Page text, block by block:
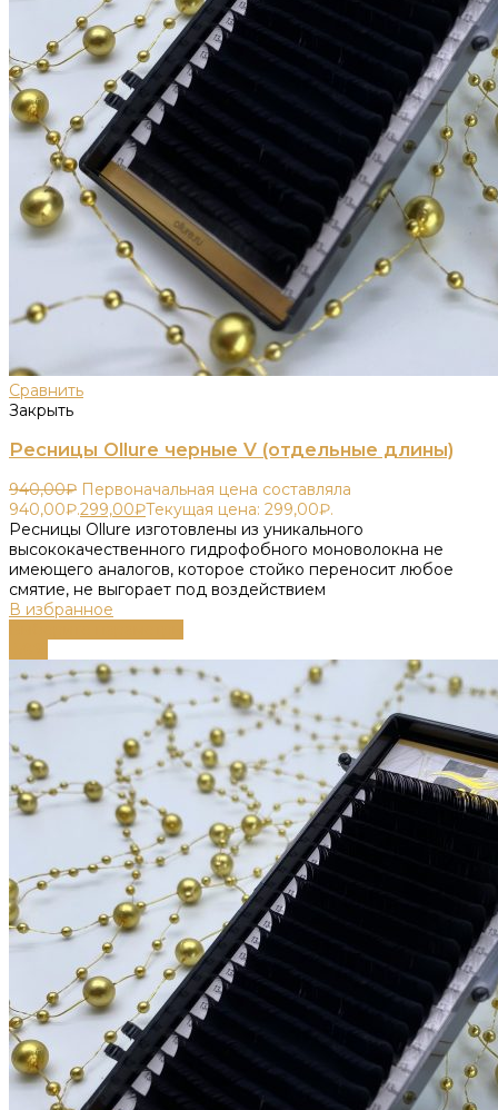
Сравнить
Закрыть
Ресницы Ollure черные V (отдельные длины)
940,00₽ Первоначальная цена составляла
940,00₽.299,00₽Текущая цена: 299,00₽.
Ресницы Ollure изготовлены из уникального
высококачественного гидрофобного моноволокна не
имеющего аналогов, которое стойко переносит любое
смятие, не выгорает под воздействием
В избранное